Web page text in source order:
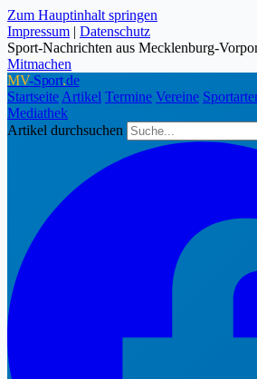
Zum Hauptinhalt springen
Impressum | Datenschutz
Sport-Nachrichten aus Mecklenburg-
Mitmachen
MV-Sport.de
Startseite Artikel Termine Vereine
Mediathek
Artikel durchsuchen